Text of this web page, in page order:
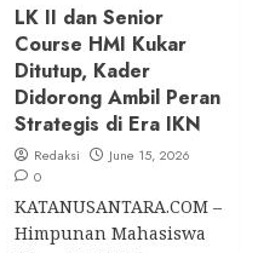
Mendatang
LK II dan Senior
Course HMI Kukar
Ditutup, Kader
Didorong Ambil Peran
Strategis di Era IKN
Redaksi
June 15, 2026
0
KATANUSANTARA.COM –
Himpunan Mahasiswa